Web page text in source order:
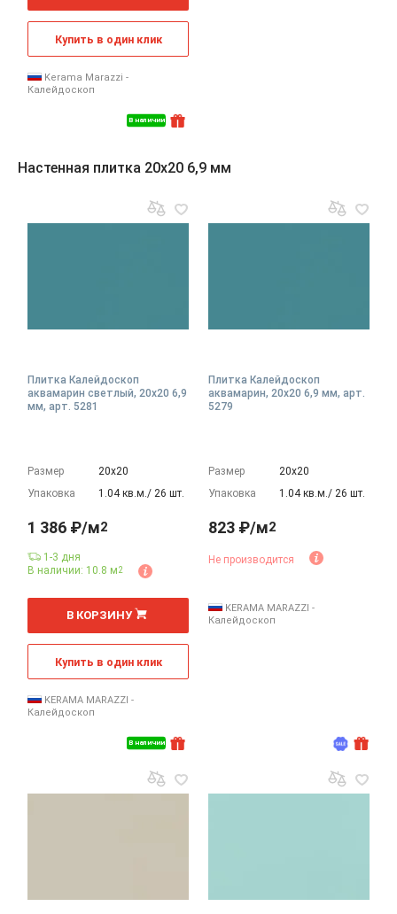
В наличии
Купить в один клик
Kerama Marazzi -
Калейдоскоп
Настенная плитка 20x20 6,9 мм
Плитка Калейдоскоп
аквамарин светлый, 20x20 6,9
мм, арт. 5281
Размер
20х20
Упаковка
1.04 кв.м./ 26 шт.
В наличии
1 386 ₽/м2
1-3 дня
В наличии: 10.8 м2
м
В КОРЗИНУ
Купить в один клик
KERAMA MARAZZI -
Калейдоскоп
Плитка Калейдоскоп
аквамарин, 20x20 6,9 мм, арт.
5279
Размер
20х20
Упаковка
1.04 кв.м./ 26 шт.
823 ₽/м2
Не производится
KERAMA MARAZZI -
Калейдоскоп